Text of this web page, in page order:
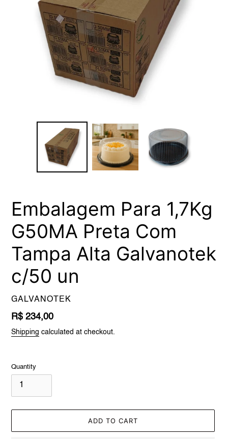
Embalagem Para 1,7Kg
G50MA Preta Com
Tampa Alta Galvanotek
c/50 un
VENDOR
GALVANOTEK
Regular
price
R$ 234,00
Shipping calculated at checkout.
Quantity
ADD TO CART